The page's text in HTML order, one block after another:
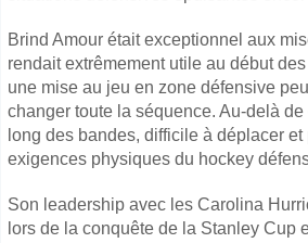
Brind Amour était exceptionnel aux
rendait extrêmement utile au début
une mise au jeu en zone défensive
changer toute la séquence. Au-delà
long des bandes, difficile à déplacer
exigences physiques du hockey
Son leadership avec les Carolina
lors de la conquête de la Stanley Cup